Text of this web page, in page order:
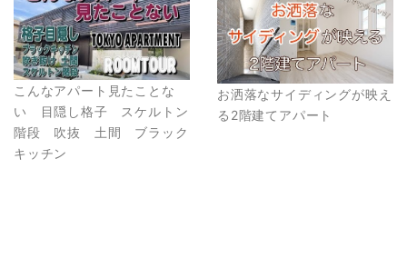
こんなアパート見たことな
い 目隠し格子 スケルトン
階段 吹抜 土間 ブラック
キッチン
お洒落なサイディングが映え
る2階建てアパート